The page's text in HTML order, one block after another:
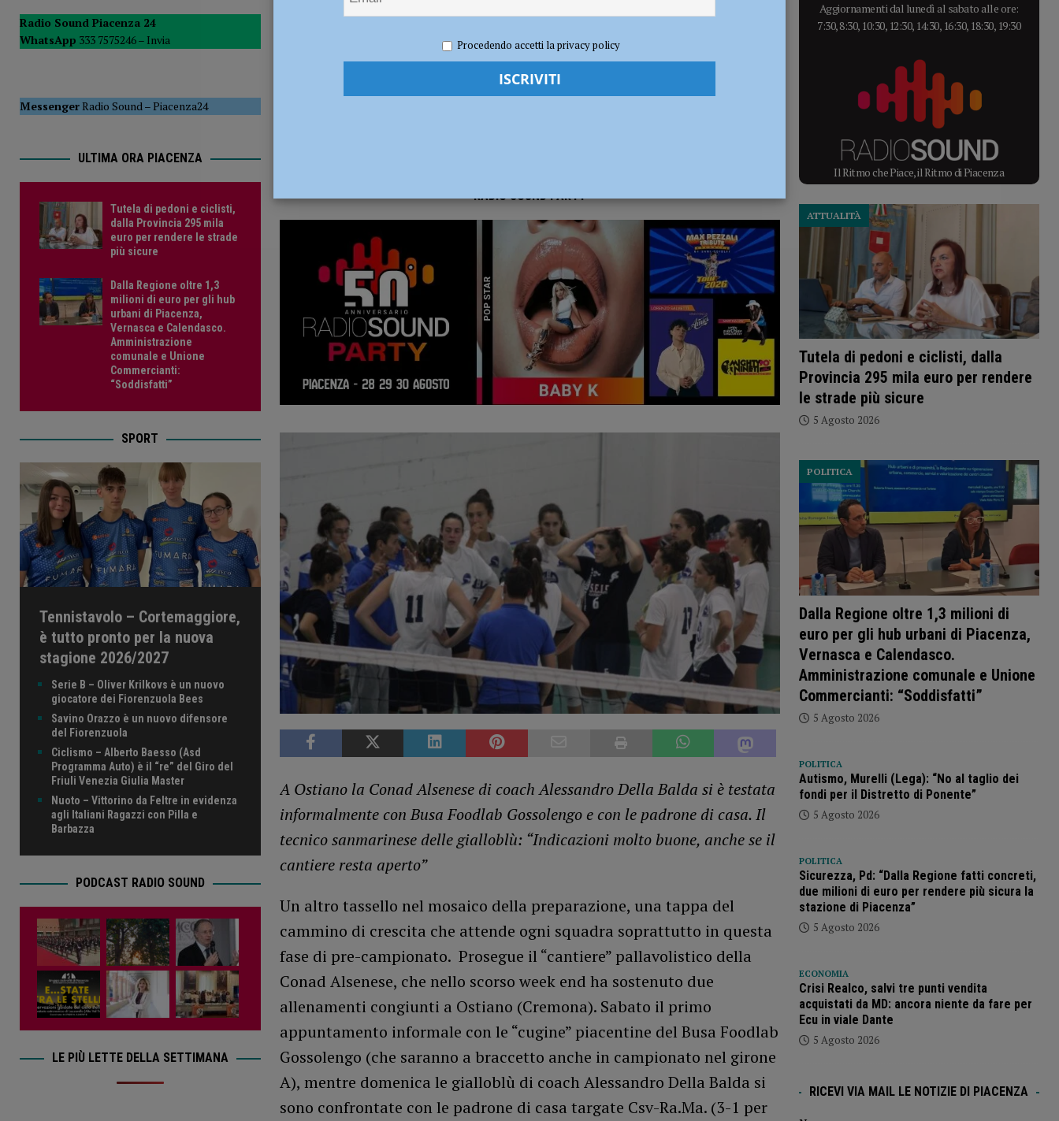
POLITICA
[ 5 Agosto 2026 ] Caldo estremo e asili nido, Tagliaferri (FdI): “Verificare subito la situazione nella provincia di Piacenza”
RADIO SOUND PARTY
A Ostiano la Conad Alsenese di coach Alessandro Della Balda si è testata
informalmente con Busa Foodlab Gossolengo e con le padrone di casa. Il
tecnico sanmarinese delle gialloblù: “Indicazioni molto buone, anche se il
cantiere resta aperto”
Un altro tassello nel mosaico della preparazione, una tappa del
cammino di crescita che attende ogni squadra soprattutto in questa
fase di pre-campionato. Prosegue il “cantiere” pallavolistico della
Conad Alsenese, che nello scorso week end ha sostenuto due
allenamenti congiunti a Ostiano (Cremona). Sabato il primo
appuntamento informale con le “cugine” piacentine del Busa Foodlab
Gossolengo (che saranno a braccetto anche in campionato nel girone
A), mentre domenica le gialloblù di coach Alessandro Della Balda si
sono confrontate con le padrone di casa targate Csv-Ra.Ma. (3-1 per
Radio Sound Piacenza 24
WhatsApp 333 7575246 – Invia
MessengerRadio Sound–Piacenza24
ULTIMA ORA PIACENZA
Tutela di pedoni e ciclisti,
dalla Provincia 295 mila
euro per rendere le strade
più sicure
Dalla Regione oltre 1,3
milioni di euro per gli hub
urbani di Piacenza,
Vernasca e Calendasco.
Amministrazione
comunale e Unione
Commercianti:
“Soddisfatti”
SPORT
Tennistavolo – Cortemaggiore,
è tutto pronto per la nuova
stagione 2026/2027
Serie B – Oliver Krilkovs è un nuovo
giocatore dei Fiorenzuola Bees
Savino Orazzo è un nuovo difensore
del Fiorenzuola
Ciclismo – Alberto Baesso (Asd
Programma Auto) è il “re” del Giro del
Friuli Venezia Giulia Master
Nuoto – Vittorino da Feltre in evidenza
agli Italiani Ragazzi con Pilla e
Barbazza
PODCAST RADIO SOUND
LE PIÙ LETTE DELLA SETTIMANA
Aggiornamenti dal lunedì al sabato alle ore:
7:30, 8:30, 10:30, 12:30, 14:30, 16:30, 18:30, 19:30
Il Ritmo che Piace, il Ritmo di Piacenza
Tutela di pedoni e ciclisti, dalla
Provincia 295 mila euro per rendere
le strade più sicure
ATTUALITÀ
5 Agosto 2026
Dalla Regione oltre 1,3 milioni di
euro per gli hub urbani di Piacenza,
Vernasca e Calendasco.
Amministrazione comunale e Unione
Commercianti: “Soddisfatti”
POLITICA
5 Agosto 2026
POLITICA
Autismo, Murelli (Lega): “No al taglio dei
fondi per il Distretto di Ponente”
5 Agosto 2026
POLITICA
Sicurezza, Pd: “Dalla Regione fatti concreti,
due milioni di euro per rendere più sicura la
stazione di Piacenza”
5 Agosto 2026
ECONOMIA
Crisi Realco, salvi tre punti vendita
acquistati da MD: ancora niente da fare per
Ecu in viale Dante
5 Agosto 2026
RICEVI VIA MAIL LE NOTIZIE DI PIACENZA
Procedendo accetti la privacy policy